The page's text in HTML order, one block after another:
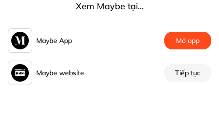
Xem Maybe tại...
Maybe App Mở app
Maybe website Tiếp tục